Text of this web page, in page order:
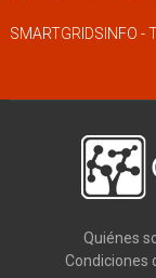
SMARTGRIDSINFO
Quiénes
Condiciones